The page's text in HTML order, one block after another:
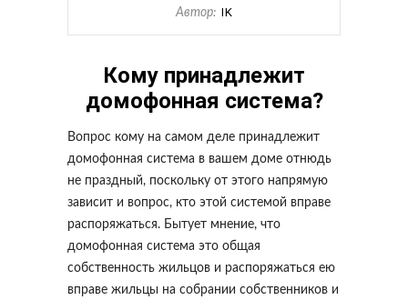
Автор: IK
Кому принадлежит
домофонная система?
Вопрос кому на самом деле принадлежит
домофонная система в вашем доме отнюдь
не праздный, поскольку от этого напрямую
зависит и вопрос, кто этой системой вправе
распоряжаться. Бытует мнение, что
домофонная система это общая
собственность жильцов и распоряжаться ею
вправе жильцы на собрании собственников и